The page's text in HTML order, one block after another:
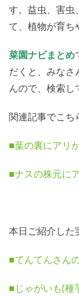
す。益虫、害虫
て、植物が育ち
菜園ナビまとめ
だくと、みなさ
んので、検索し
関連記事でこち
■葉の裏にアリ
■ナスの株元に
本日ご紹介した
■てんてんさん
■じゃがいも(種